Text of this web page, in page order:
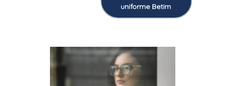
uniforme Betim